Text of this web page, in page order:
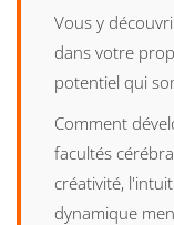
Vous y
dans votre
potentiel qui
Comment
facultés
créativité,
dynamique